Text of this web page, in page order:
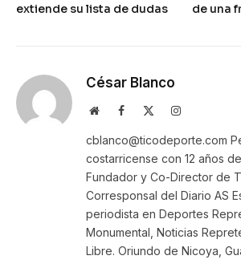
extiende su lista de dudas
de una
César Blanco
WebsiteFacebook Instagram
cblanco@ticodeporte.com
costarricense con 12 años
Fundador y Co-Director de
Corresponsal del Diario AS
periodista en Deportes
Monumental, Noticias
Libre. Oriundo de Nicoya,